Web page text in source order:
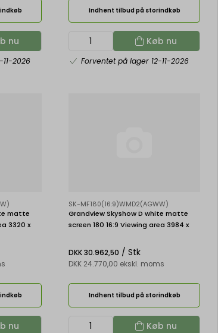
nu
2026
Indhent tilbud på storindkøb
Køb nu
Forventet på lager 12-11-2026
matte
3320 x
nu
SK-MF180(16:9)WMD2(AGWW)
Grandview Skyshow D white matte
screen 180 16:9 Viewing area 3984 x
DKK 30.962,50 / Stk
DKK 24.770,00 ekskl. moms
Indhent tilbud på storindkøb
Køb nu